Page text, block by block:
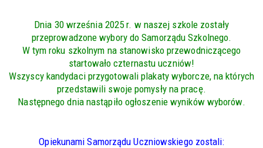
Dnia 30 września 2025 r. w naszej szkole zostały
przeprowadzone wybory do Samorządu Szkolnego.
W tym roku szkolnym na stanowisko przewodniczącego
startowało czternastu uczniów!
Wszyscy kandydaci przygotowali plakaty wyborcze, na których
przedstawili swoje pomysły na pracę.
Następnego dnia nastąpiło ogłoszenie wyników wyborów.
Opiekunami Samorządu Uczniowskiego zostali: